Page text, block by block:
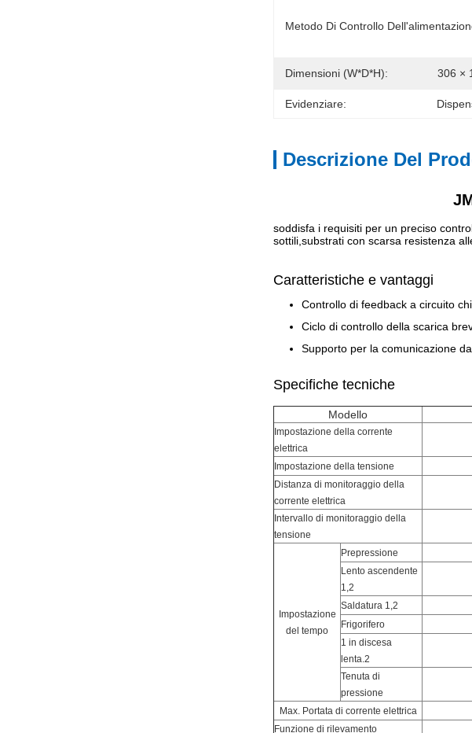
Metodo Di Controllo
Dimensioni (W*D*H): 306 ×
Evidenziare:
Descrizione Del
soddisfa i requisiti per un preciso
sottili,substrati con scarsa resistenza
Caratteristiche e vantaggi
Controllo di feedback a circuito
Ciclo di controllo della scarica
Supporto per la comunicazione
Specifiche tecniche
Modello
Impostazione della corrente
elettrica
Impostazione della tensione
Distanza di monitoraggio della
corrente elettrica
Intervallo di monitoraggio della
tensione
Impostazione
del tempo
Prepressione
Lento ascendente
1,2
Saldatura 1,2
Frigorifero
1 in discesa
lenta.2
Tenuta di
pressione
Max. Portata di corrente elettrica
Funzione di rilevamento